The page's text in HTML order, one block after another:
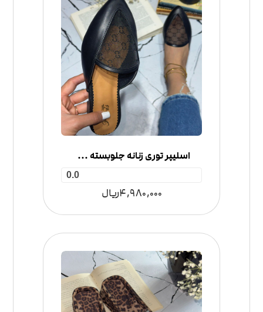
اسلیپر توری زنانه جلوبسته مدل گوچی
0.0
4,980,000ریال